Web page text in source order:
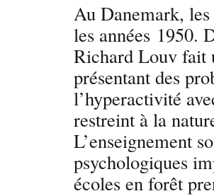
Au Danemark,
les années 1950.
Richard Louv fait
présentant des
l’hyperactivité
restreint à la
L’enseignement
psychologiques
écoles en forêt